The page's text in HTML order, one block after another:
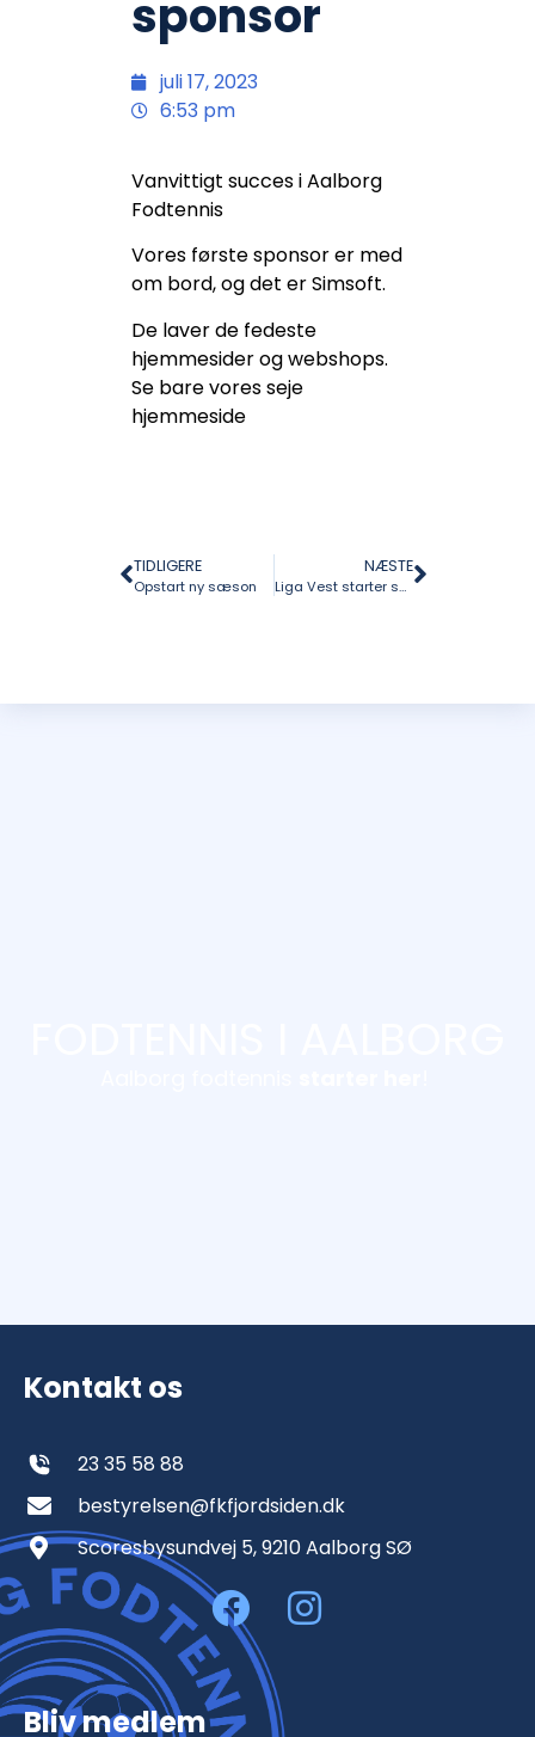
sponsor
juli 17, 2023
6:53 pm
Vanvittigt succes i Aalborg
Fodtennis
Vores første sponsor er med
om bord, og det er Simsoft.
De laver de fedeste
hjemmesider og webshops.
Se bare vores seje
hjemmeside
TIDLIGERE
Opstart ny sæson
NÆSTE
Liga Vest starter snart
Kontakt os
23 35 58 88
bestyrelsen@fkfjordsiden.dk
Scoresbysundvej 5, 9210 Aalborg SØ
Bliv medlem